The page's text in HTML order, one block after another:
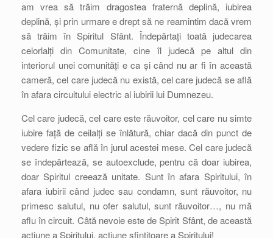
am vrea să trăim dragostea fraternă deplină, iubirea
deplină, și prin urmare e drept să ne reamintim dacă vrem
să trăim în Spiritul Sfânt. Îndepărtați toată judecarea
celorlalți din Comunitate, cine îl judecă pe altul din
interiorul unei comunități e ca și când nu ar fi în această
cameră, cel care judecă nu există, cel care judecă se află
în afara circuitului electric al iubirii lui Dumnezeu.
Cel care judecă, cel care este răuvoitor, cel care nu simte
iubire față de ceilalți se înlătură, chiar dacă din punct de
vedere fizic se află în jurul acestei mese. Cel care judecă
se îndepărtează, se autoexclude, pentru că doar iubirea,
doar Spiritul creează unitate. Sunt în afara Spiritului, în
afara iubirii când judec sau condamn, sunt răuvoitor, nu
primesc salutul, nu ofer salutul, sunt răuvoitor…, nu mă
aflu în circuit. Câtă nevoie este de Spirit Sfânt, de această
acțiune a Spiritului, acțiune sfințitoare a Spiritului!